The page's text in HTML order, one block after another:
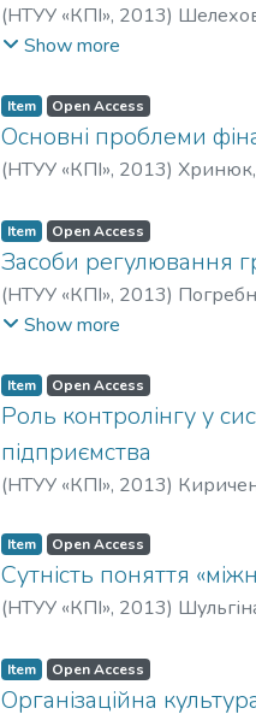
(НТУУ «КПІ», 2013)
Заболотная, О. Ю.
Show more
Item Open Access
Основні проблеми
(НТУУ «КПІ», 2013)
Item Open Access
Засоби регулювання
(НТУУ «КПІ», 2013)
O. O.Show more
Item Open Access
Роль контролінгу у
підприємства
(НТУУ «КПІ», 2013)
Item Open Access
Сутність поняття
(НТУУ «КПІ», 2013)
Item Open Access
Організаційна